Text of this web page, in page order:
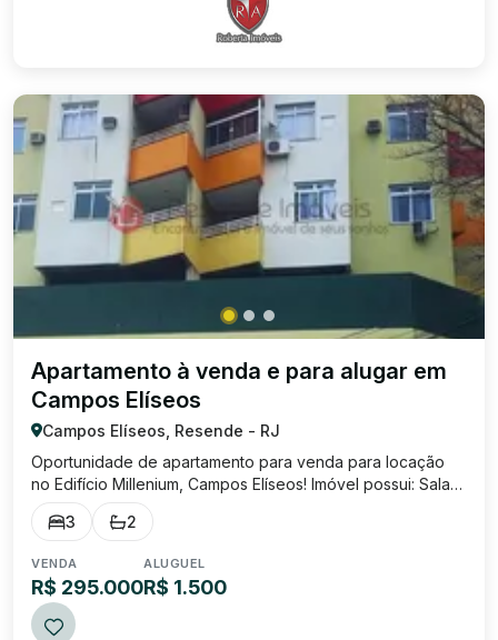
Apartamento à venda e para alugar em
Campos Elíseos
Campos Elíseos, Resende - RJ
Oportunidade de apartamento para venda para locação
no Edifício Millenium, Campos Elíseos! Imóvel possui: Sala
ampla com sacada; 3 Quartos sendo 1 suíte; Banheiro
social; Cozinha ampla; Área social; 1 vaga de garagem
3 2
VENDA
R$ 295.000
ALUGUEL
R$ 1.500